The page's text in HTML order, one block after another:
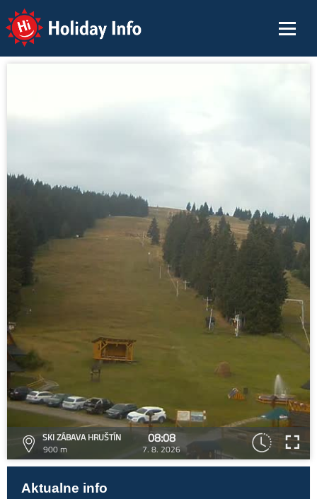
Holiday Info
SKI ZÁBAVA HRUŠTÍN
900 m
08:08
7. 8. 2026
Aktualne info